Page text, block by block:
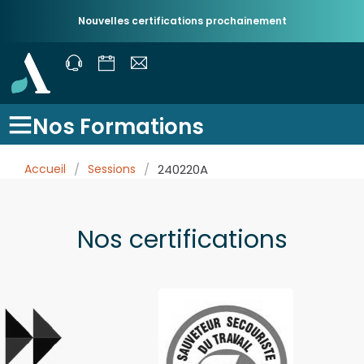
Nouvelles certifications prochainement
Nos Formations
Accueil / Sessions / 240220A
Nos certifications